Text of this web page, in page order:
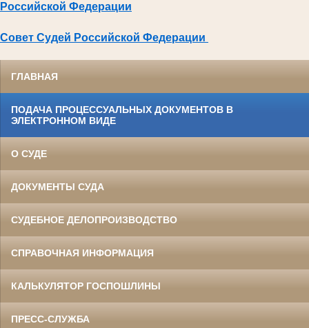
Российской Федерации
Совет Судей Российской Федерации
ГЛАВНАЯ
ПОДАЧА ПРОЦЕССУАЛЬНЫХ ДОКУМЕНТОВ В
ЭЛЕКТРОННОМ ВИДЕ
О СУДЕ
ДОКУМЕНТЫ СУДА
СУДЕБНОЕ ДЕЛОПРОИЗВОДСТВО
СПРАВОЧНАЯ ИНФОРМАЦИЯ
КАЛЬКУЛЯТОР ГОСПОШЛИНЫ
ПРЕСС-СЛУЖБА